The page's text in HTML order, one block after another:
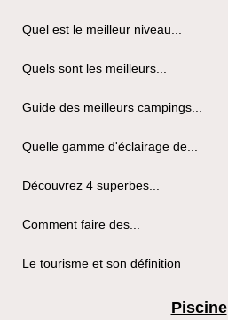
Quel est le meilleur niveau...
Quels sont les meilleurs...
Guide des meilleurs campings...
Quelle gamme d'éclairage de...
Découvrez 4 superbes...
Comment faire des...
Le tourisme et son définition
Piscine